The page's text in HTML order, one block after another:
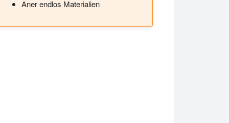
Aner endlos Materialien